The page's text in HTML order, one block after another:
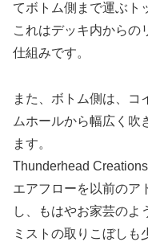
てボトム側まで運ぶト
これはデッキ内からの
仕組みです。
また、ボトム側は、コ
ムホールから幅広く吹
ます。
Thunderhead
エアフローを以前のア
し、もはやお家芸のよ
ミストの取りこぼしも